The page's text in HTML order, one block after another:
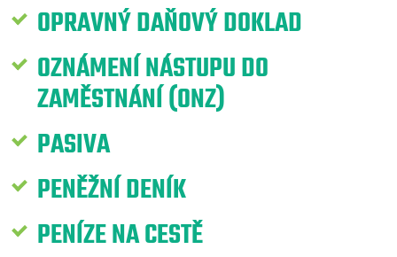
OPRAVNÝ DAŇOVÝ DOKLAD
OZNÁMENÍ NÁSTUPU DO
ZAMĚSTNÁNÍ (ONZ)
PASIVA
PENĚŽNÍ DENÍK
PENÍZE NA CESTĚ